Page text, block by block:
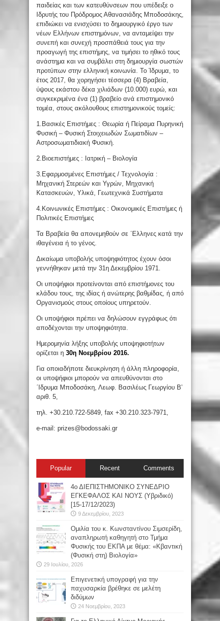
παιδείας και των κατευθύνσεων που υπέδειξε ο
Ιδρυτής του Πρόδρομος Αθανασιάδης Μποδοσάκης,
επιδιώκει να ενισχύσει το δημιουργικό έργο των
νέων Ελλήνων επιστημόνων, να ανταμείψει την
συνεπή και συνεχή προσπάθειά τους για την
προαγωγή της επιστήμης, να τιμήσει το ηθικό τους
ανάστημα και να συμβάλει στη δημιουργία σωστών
προτύπων στην ελληνική κοινωνία. Το Ίδρυμα, το
έτος 2017, θα χορηγήσει τέσσερα (4) Βραβεία,
ύψους εκάστου δέκα χιλιάδων (10.000) ευρώ, και
συγκεκριμένα ένα (1) βραβείο ανά επιστημονικό
τομέα, στους ακόλουθους επιστημονικούς τομείς:
1.Βασικές Επιστήμες : Θεωρία ή Πείραμα Πυρηνική
Φυσική – Φυσική Στοιχειωδών Σωματιδίων –
Αστροσωματιδιακή Φυσική.
2.Βιοεπιστήμες : Ιατρική – Βιολογία
3.Εφαρμοσμένες Επιστήμες / Τεχνολογία :
Μηχανική Στερεών και Υγρών, Μηχανική
Κατασκευών, Υλικά, Γεωτεχνικά Συστήματα
4.Κοινωνικές Επιστήμες : Οικονομικές Επιστήμες ή
Πολιτικές Επιστήμες
Τα Βραβεία θα απονεμηθούν σε ΄Ελληνες κατά την
ιθαγένεια ή το γένος.
Δικαίωμα υποβολής υποψηφιότητος έχουν όσοι
γεννήθηκαν μετά την 31η Δεκεμβρίου 1971.
Οι υποψήφιοι προτείνονται από επιστήμονες του
κλάδου τους, της ιδίας ή ανώτερης βαθμίδας, ή από
Οργανισμούς στους οποίους υπηρετούν.
Οι υποψήφιοι πρέπει να δηλώσουν εγγράφως ότι
αποδέχονται την υποψηφιότητα.
Ημερομηνία λήξης υποβολής υποψηφιοτήτων
ορίζεται η 30η Νοεμβρίου 2016.
Για οποιαδήποτε διευκρίνηση ή άλλη πληροφορία,
οι υποψήφιοι μπορούν να απευθύνονται στο
΄Ιδρυμα Μποδοσάκη, Λεωφ. Βασιλέως Γεωργίου Β’
αριθ. 5,
τηλ. +30.210.722-5849, fax +30.210.323-7971,
e-mail: prizes@bodossaki.gr
Popular Recent Comments
4ο ΔΙΕΠΙΣΤΗΜΟΝΙΚΟ ΣΥΝΕΔΡΙΟ
ΕΓΚΕΦΑΛΟΣ ΚΑΙ ΝΟΥΣ (Υβριδικό)
[15-17/12/2023)
9 Δεκεμβρίου, 2023
Oμιλία του κ. Κωνσταντίνου Σιμσερίδη,
αναπληρωτή καθηγητή στο Τμήμα
Φυσικής του ΕΚΠΑ με θέμα: «Κβαντική
(Φυσική στη) Βιολογία»
29 Ιουλίου, 2026
Επιγενετική υπογραφή για την
παχυσαρκία βρέθηκε σε μελέτη
διδύμων
24 Νοεμβρίου, 2023